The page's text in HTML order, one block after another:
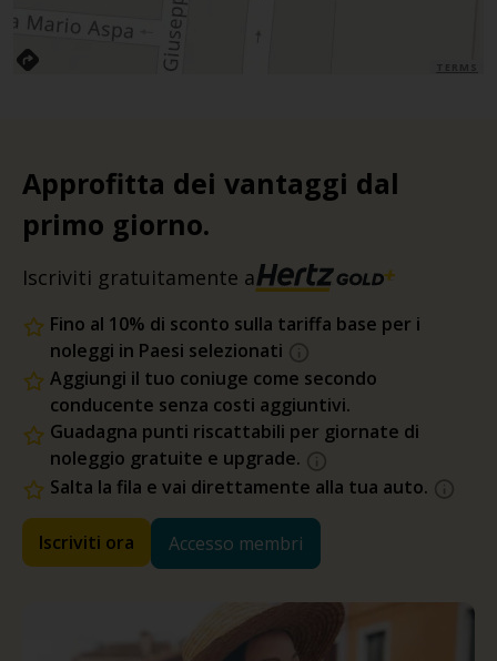
Approfitta dei vantaggi dal
primo giorno.
Iscriviti gratuitamente a
Fino al 10% di sconto sulla tariffa base per i
noleggi in Paesi selezionati
Aggiungi il tuo coniuge come secondo
conducente senza costi aggiuntivi.
Guadagna punti riscattabili per giornate di
noleggio gratuite e upgrade.
Salta la fila e vai direttamente alla tua auto.
Iscriviti ora Accesso membri